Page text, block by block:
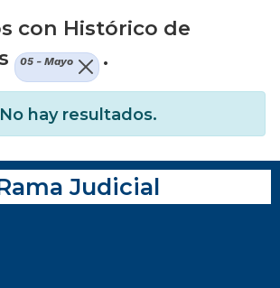
con Histórico de
05 - Mayo .
No hay resultados.
Judicial